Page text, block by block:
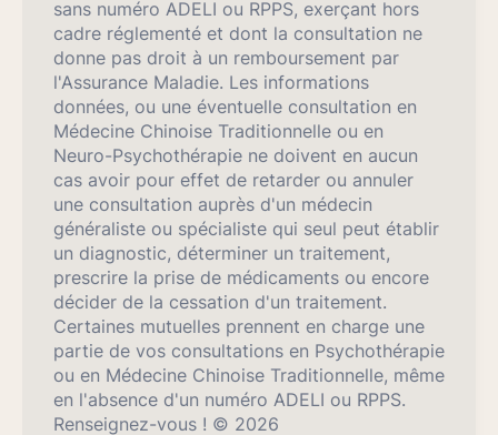
sans numéro ADELI ou RPPS, exerçant hors
cadre réglementé et dont la consultation ne
donne pas droit à un remboursement par
l'Assurance Maladie. Les informations
données, ou une éventuelle consultation en
Médecine Chinoise Traditionnelle ou en
Neuro-Psychothérapie ne doivent en aucun
cas avoir pour effet de retarder ou annuler
une consultation auprès d'un médecin
généraliste ou spécialiste qui seul peut établir
un diagnostic, déterminer un traitement,
prescrire la prise de médicaments ou encore
décider de la cessation d'un traitement.
Certaines mutuelles prennent en charge une
partie de vos consultations en Psychothérapie
ou en Médecine Chinoise Traditionnelle, même
en l'absence d'un numéro ADELI ou RPPS.
Renseignez-vous ! © 2026